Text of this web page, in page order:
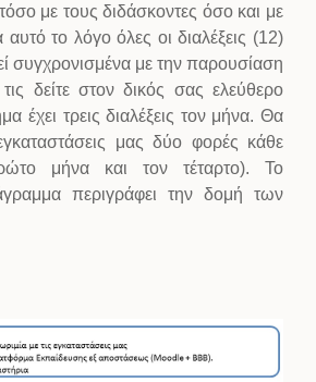
με τους διδάσκοντες όσο και με
αυτό το λόγο όλες οι διαλέξεις (12)
συγχρονισμένα με την παρουσίαση
δείτε στον δικός σας ελεύθερο
έχει τρεις διαλέξεις τον μήνα. Θα
εγκαταστάσεις μας δύο φορές κάθε
μήνα και τον τέταρτο). Το
περιγράφει την δομή των